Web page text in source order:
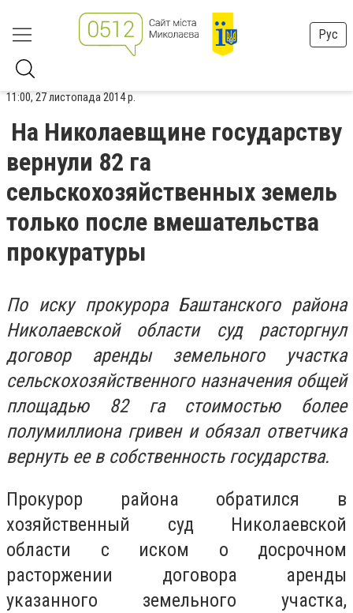
Рус
11:00, 27 листопада 2014 р.
На Николаевщине государству
вернули 82 га
сельскохозяйственных земель
только после вмешательства
прокуратуры
По иску прокурора Баштанского района
Николаевской области суд расторгнул
договор аренды земельного участка
сельскохозяйственного назначения общей
площадью 82 га стоимостью более
полумиллиона гривен и обязал ответчика
вернуть ее в собственность государства.
Прокурор района обратился в
хозяйственный суд Николаевской
области с иском о досрочном
расторжении договора аренды
указанного земельного участка,